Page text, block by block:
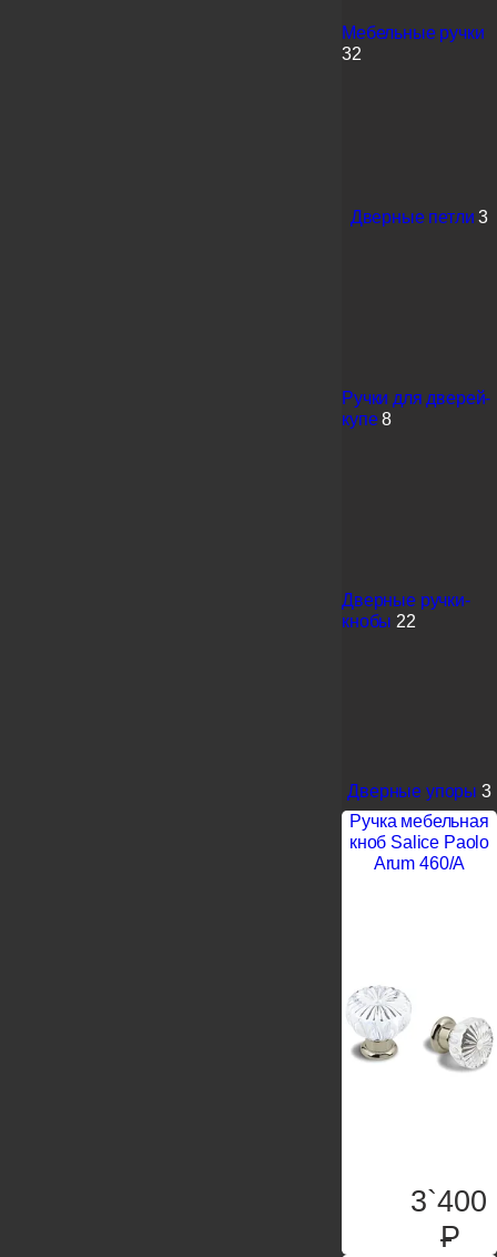
Мебельные ручки
32
Дверные петли 3
Ручки для дверей-
купе 8
Дверные ручки-
кнобы 22
Дверные упоры 3
Ручка мебельная
кноб Salice Paolo
Arum 460/A
3`400
P